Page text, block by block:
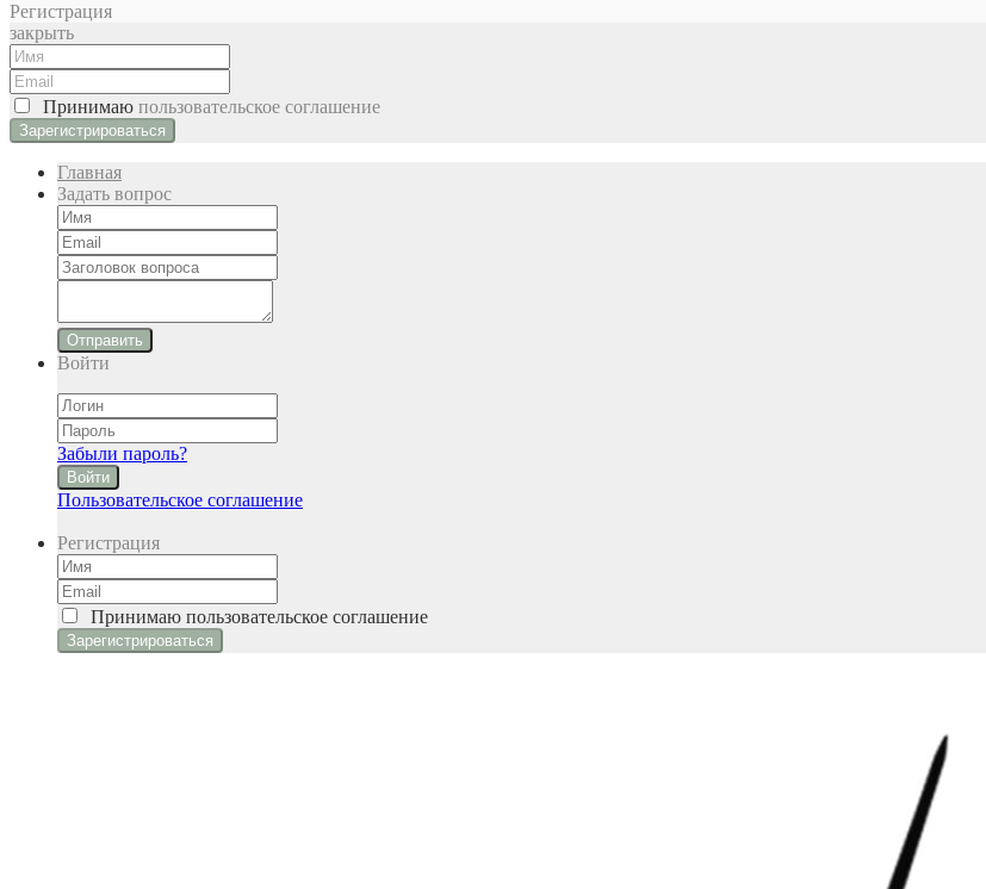
Регистрация
закрыть
Принимаю пользовательское соглашение
Главная
Задать вопрос
Отправить
Войти
Забыли пароль?
Войти
Пользовательское соглашение
Регистрация
Принимаю пользовательское соглашение